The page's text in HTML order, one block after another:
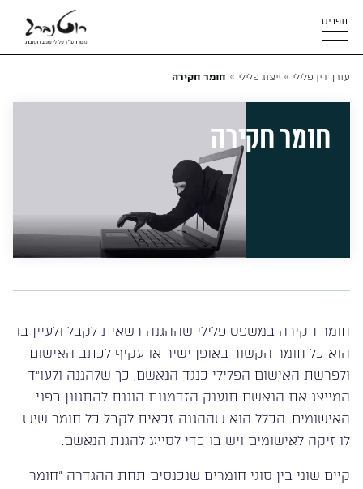
תפריט
עורך דין פלילי » ייצוג פלילי » חומר חקירה
חומר חקירה
חומר חקירה במשפט פלילי שההגנה רשאית לקבל ולעיין בו
הוא כל חומר הקשור באופן ישיר או עקיף לכתב האישום
ולפרשת האישום הפלילי כנגד הנאשם, כך שלהגנה ולעו”ד
המייצג את הנאשם תוענק הזדמנות הוגנת להתגונן בפני
האישומים. הכלל הוא שההגנה זכאית לקבל כל חומר שיש
לו זיקה לאישומים ויש בו כדי לסייע להגנת הנאשם.
קיים שוני בין סוגי חומרים שנכנסים תחת ההגדרה “חומר